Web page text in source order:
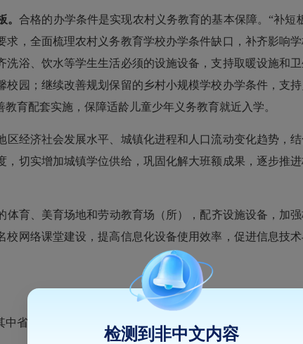
。合格的办学条件是实现农村义务教育的基本保障。“补
求，全面梳理农村义务教育学校办学条件缺口，补齐影响
洗浴、饮水等学生生活必须的设施设备，支持取暖设施和
园；继续改善规划保留的乡村小规模学校办学条件，支
育配套实施，保障适龄儿童少年义务教育就近入学。
区经济社会发展水平、城镇化进程和人口流动变化趋势，
，切实增加城镇学位供给，巩固化解大班额成果，逐步推
体育、美育场地和劳动教育场（所），配齐设施设备，加
网络课堂建设，提高信息化设备使用效率，促进信息技
中省级以上补助资金优先将乡村振兴重点帮扶县、革命苏区
检测到非中文内容